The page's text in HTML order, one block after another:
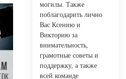
могилы. Также
поблагодарить лично
Вас Ксению и
Викторию за
внимательность,
грамотные советы и
поддержку, а также
всей команде